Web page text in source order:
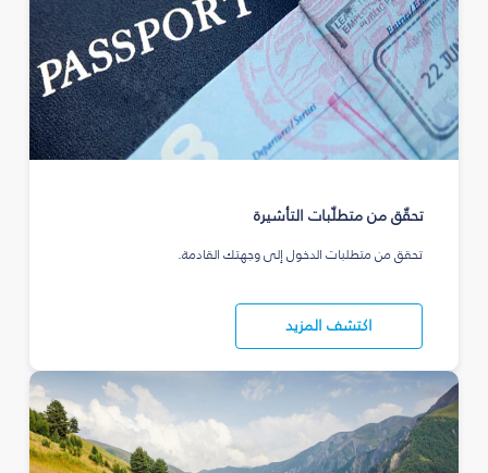
تحقّق من متطلّبات التأشيرة
تحقق من متطلبات الدخول إلى وجهتك القادمة.
اكتشف المزيد